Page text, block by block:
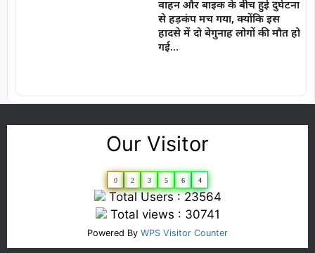
वाहन और बाइक के बीच हुई दुर्घटना
से हड़कंप मच गया, क्योंकि इस
हादसे में दो बेगुनाह लोगों की मौत हो
गई…
Our Visitor
0 2 3 5 6 4
Total Users : 23564
Total views : 30741
Powered By WPS Visitor Counter